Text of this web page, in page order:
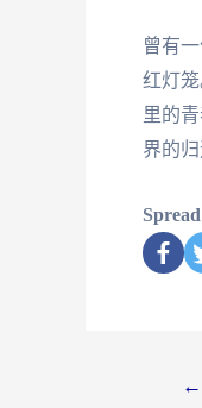
曾有
红灯
里的
界的归
←